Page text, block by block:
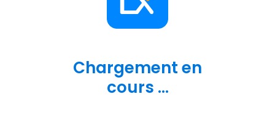
Chargement en
cours ...